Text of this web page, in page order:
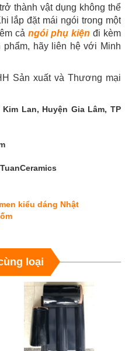
thành vật dụng không thể
lắp đặt mái ngói trong một
cả ngói phụ kiện đi kèm
hãy liên hệ với Minh
Sản xuất và Thương mại
Lan, Huyện Gia Lâm, TP
kiểu dáng Nhật
loại